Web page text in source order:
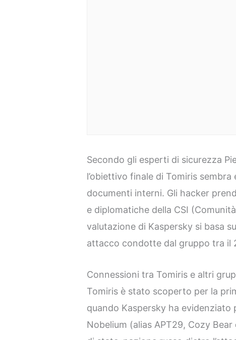
Secondo gli esperti di sicurezza
l’obiettivo finale di Tomiris
documenti interni. Gli hacker
e diplomatiche della CSI
valutazione di Kaspersky si basa
attacco condotte dal gruppo tra il
Connessioni tra Tomiris e altri
Tomiris è stato scoperto per la
quando Kaspersky ha evidenziato
Nobelium (alias APT29, Cozy